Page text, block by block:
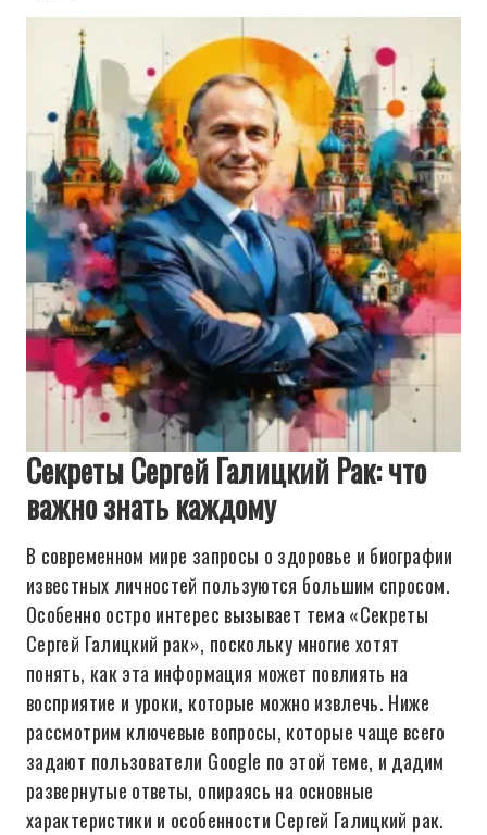
Секреты Сергей Галицкий Рак: что
важно знать каждому
В современном мире запросы о здоровье и биографии
известных личностей пользуются большим спросом.
Особенно остро интерес вызывает тема «Секреты
Сергей Галицкий рак», поскольку многие хотят
понять, как эта информация может повлиять на
восприятие и уроки, которые можно извлечь. Ниже
рассмотрим ключевые вопросы, которые чаще всего
задают пользователи Google по этой теме, и дадим
развернутые ответы, опираясь на основные
характеристики и особенности Сергей Галицкий рак.